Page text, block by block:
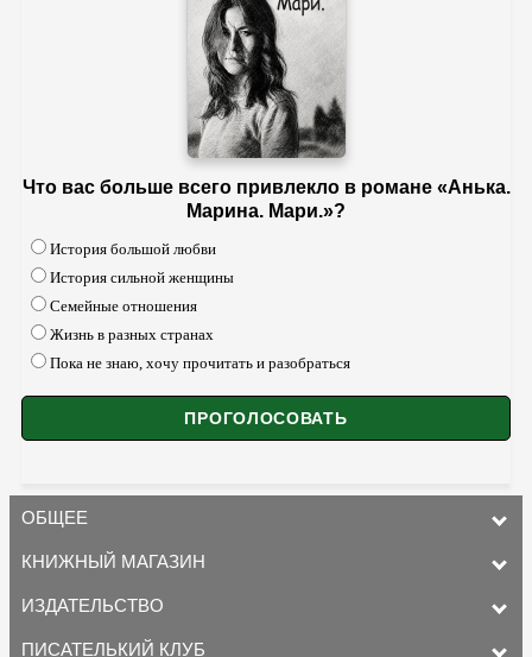
Что вас больше всего привлекло в романе «Анька.
Марина. Мари.»?
История большой любви
История сильной женщины
Семейные отношения
Жизнь в разных странах
Пока не знаю, хочу прочитать и разобраться
ОБЩЕЕ
КНИЖНЫЙ МАГАЗИН
ИЗДАТЕЛЬСТВО
ПИСАТЕЛЬКИЙ КЛУБ